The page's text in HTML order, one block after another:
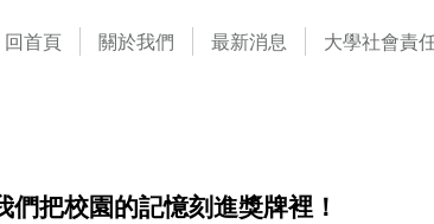
回首頁 關於我們 最新消息 大學社會責
把校園的記憶刻進獎牌裡！